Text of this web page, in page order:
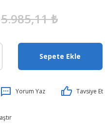
5.985,11 ₺
Sepete Ekle
Yorum Yaz Tavsiye Et